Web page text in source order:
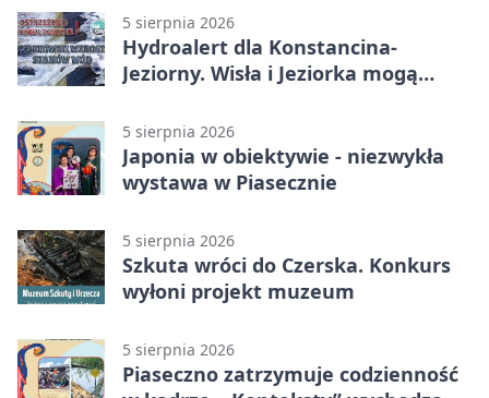
5 sierpnia 2026
Hydroalert dla Konstancina-
Jeziorny. Wisła i Jeziorka mogą
5 sierpnia 2026
Japonia w obiektywie - niezwykła
wystawa w Piasecznie
5 sierpnia 2026
Szkuta wróci do Czerska. Konkurs
wyłoni projekt muzeum
5 sierpnia 2026
Piaseczno zatrzymuje codzienność